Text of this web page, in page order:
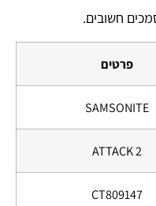
חשובים.
פרטים
SAMSONITE
ATTACK 2
CT809147